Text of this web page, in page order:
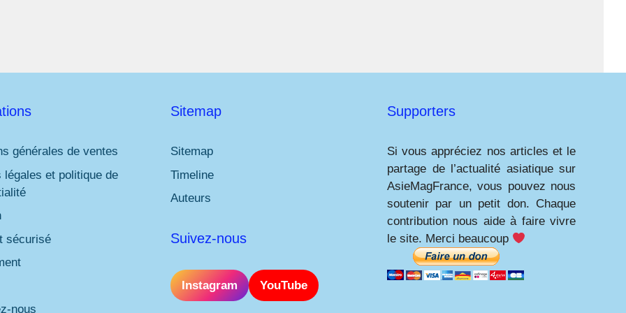
générales de ventes
légales et politique de
sécurisé
nous
Sitemap
Sitemap
Timeline
Auteurs
Suivez-nous
Instagram YouTube
Supporters
Si vous appréciez nos articles et le
partage de l’actualité asiatique sur
AsieMagFrance, vous pouvez nous
soutenir par un petit don. Chaque
contribution nous aide à faire vivre
le site. Merci beaucoup